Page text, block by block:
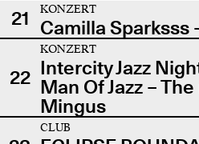
21
KONZERT
Camilla Sparksss
22
KONZERT
Intercity Jazz
Man Of Jazz –
Mingus
CLUB